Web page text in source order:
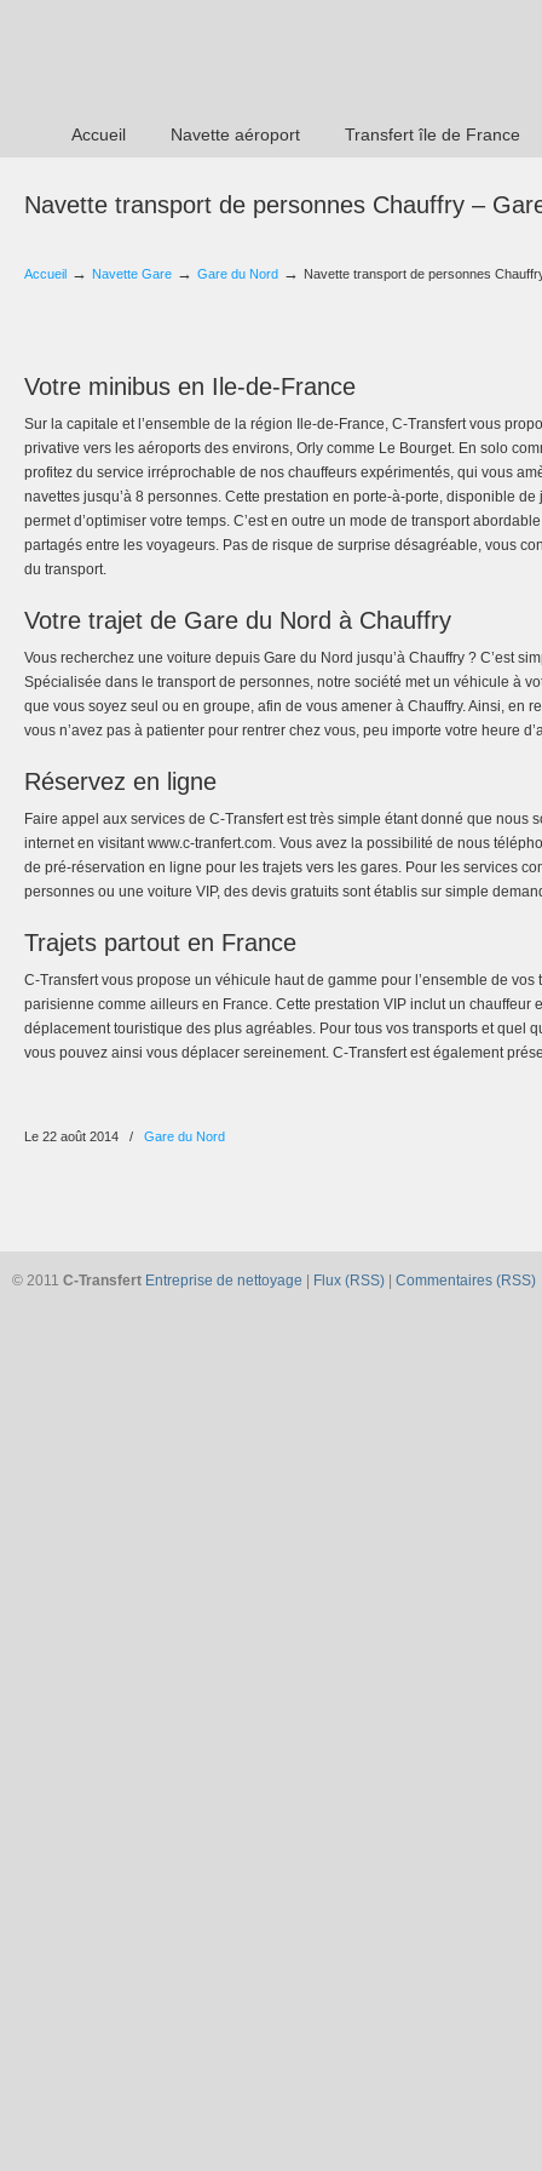
Accueil Navette aéroport Transfert île de France
Navette transport de personnes Chauffry –
Accueil → Navette Gare → Gare du Nord → Navette transport de personnes
Votre minibus en Ile-de-France
Sur la capitale et l’ensemble de la région Ile-de-France, C-Transfert vous
privative vers les aéroports des environs, Orly comme Le Bourget. En solo
profitez du service irréprochable de nos chauffeurs expérimentés, qui vous
navettes jusqu’à 8 personnes. Cette prestation en porte-à-porte, disponible
permet d’optimiser votre temps. C’est en outre un mode de transport
partagés entre les voyageurs. Pas de risque de surprise désagréable, vous
du transport.
Votre trajet de Gare du Nord à Chauffry
Vous recherchez une voiture depuis Gare du Nord jusqu’à Chauffry ? C’est
Spécialisée dans le transport de personnes, notre société met un véhicule à
que vous soyez seul ou en groupe, afin de vous amener à Chauffry. Ainsi, en
vous n’avez pas à patienter pour rentrer chez vous, peu importe votre heure
Réservez en ligne
Faire appel aux services de C-Transfert est très simple étant donné que nous
internet en visitant www.c-tranfert.com. Vous avez la possibilité de nous
de pré-réservation en ligne pour les trajets vers les gares. Pour les services
personnes ou une voiture VIP, des devis gratuits sont établis sur simple
Trajets partout en France
C-Transfert vous propose un véhicule haut de gamme pour l’ensemble de vos
parisienne comme ailleurs en France. Cette prestation VIP inclut un chauffeur
déplacement touristique des plus agréables. Pour tous vos transports et quel
vous pouvez ainsi vous déplacer sereinement. C-Transfert est également
Le 22 août 2014 / Gare du Nord
© 2011 C-Transfert Entreprise de nettoyage Flux (RSS) Commentaires (RSS)